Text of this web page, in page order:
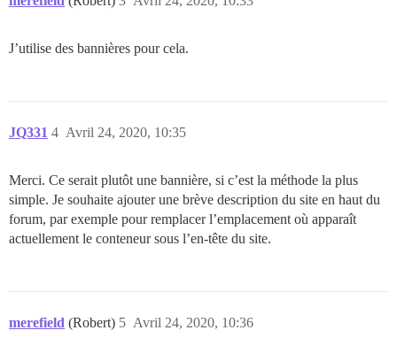
J’utilise des bannières pour cela.
JQ331 Avril 24, 2020, 10:35
4
Merci. Ce serait plutôt une bannière, si c’est la méthode la plus
simple. Je souhaite ajouter une brève description du site en haut du
forum, par exemple pour remplacer l’emplacement où apparaît
actuellement le conteneur sous l’en-tête du site.
merefield (Robert) Avril 24, 2020, 10:36
5